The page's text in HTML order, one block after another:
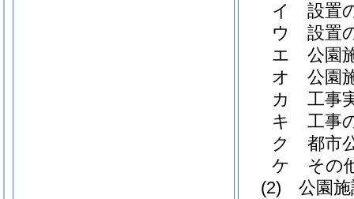
イ
設置
ウ
設置
エ
公園
オ
公園
カ
工事
キ
工事
ク
都市
ケ
その
(2)
公園